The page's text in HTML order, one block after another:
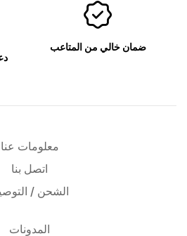
ضمان خالي من المتاعب
معلومات عنا
اتصل بنا
الشحن /
المدونات